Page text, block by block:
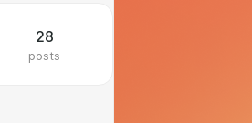
28
posts